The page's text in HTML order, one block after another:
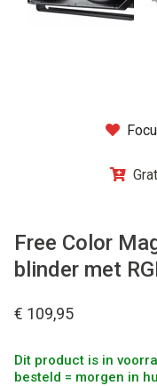
Free Color
blinder met
€ 109,95
Dit product is in
besteld = morgen in